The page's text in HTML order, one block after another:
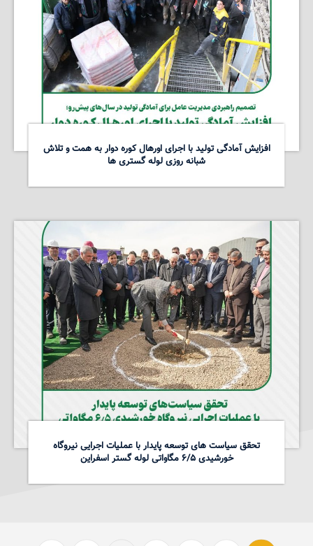
افزایش آمادگی تولید با اجرای اورهال کوره دوار به همت و تلاش
شبانه روزی لوله گستری ها
تحقق سیاست های توسعه پایدار با عملیات اجرایی نیروگاه
خورشیدی ۶/۵ مگاواتی لوله گستر اسفراین